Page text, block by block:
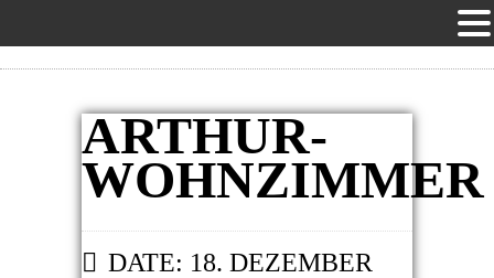
ARTHUR-
WOHNZIMMER
DATE: 18. DEZEMBER